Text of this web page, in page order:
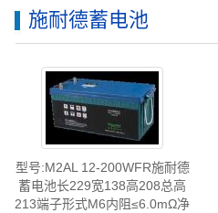
施耐德蓄电池
型号:M2AL 12-200WFR施耐德
蓄电池长229宽138高208总高
213端子形式M6内阻≤6.0mΩ净